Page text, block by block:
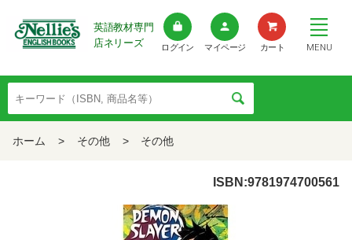
英語教材専門
店ネリーズ
ログイン マイページ カート MENU
ホーム > その他 > その他
ISBN:9781974700561